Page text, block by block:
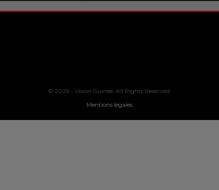
© 2026 - Vision Guinee. All Rights Reserved.
Mentions légales